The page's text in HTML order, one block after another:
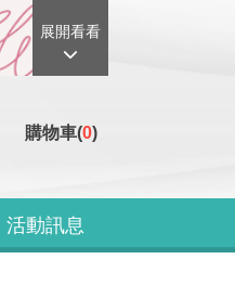
展開看看
購物車(0)
活動訊息